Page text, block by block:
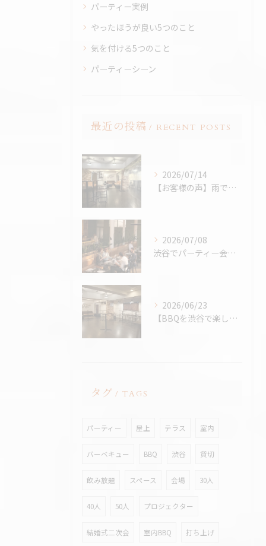
パーティー実例
やったほうが良い5つのこと
気を付ける5つのこと
パーティーシーン
最近の投稿 RECENT POSTS
2026/07/14
【お客様の声】雨でも最高のBBQに。「外より楽しかった！」と嬉しいお声をいただきました
2026/07/08
渋谷でパーティー会場を探すコツ完全版｜パーティープランナー歴24年の筆者が解説
2026/06/23
【BBQを渋谷で楽しむなら、熱中症対策万全の室内BBQ！貸切...
タグ TAGS
パーティー 屋上 テラス 室内
バーベキュー BBQ 渋谷 貸切
飲み放題 スペース 会場 30人
40人 50人 プロジェクター
結婚式二次会 室内BBQ 打ち上げ